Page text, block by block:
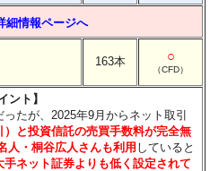
細情報ページへ
163本 ○
（CFD）
ント】
たが、2025年9月からネット取引
と投資信託の売買手数料が完全無
人・桐谷広人さんも利用 していると
ネット証券よりも低く設定されて